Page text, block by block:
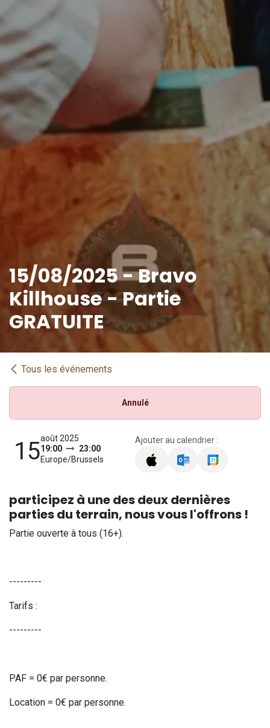
15/08/2025 - Bravo
Killhouse - Partie
GRATUITE
Tous les événements
Annulé
15août 2025
19:00
23:00
Europe/Brussels
Ajouter au calendrier :
participez à une des deux dernières
parties du terrain, nous vous l'offrons !
Partie ouverte à tous (16+).
---------
Tarifs :
---------
PAF = 0€ par personne.
Location = 0€ par personne.